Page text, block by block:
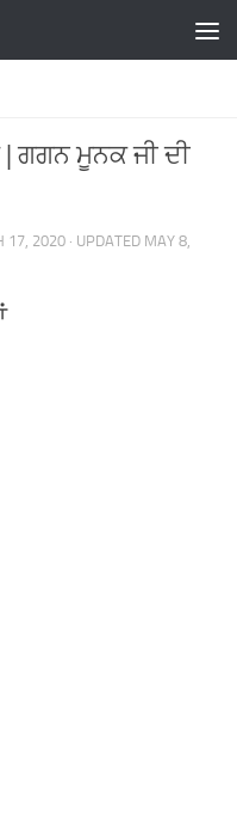
| ਗਗਨ ਮੂਨਕ ਜੀ ਦੀ
17, 2020 · UPDATED MAY 8,